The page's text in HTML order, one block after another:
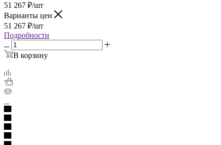
51 267 ₽/шт
Варианты цен
51 267 ₽/шт
Подробности
В корзину